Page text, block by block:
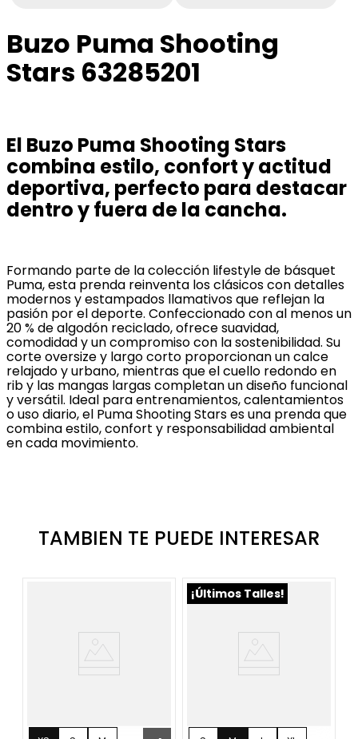
Buzo Puma Shooting
Stars 63285201
El Buzo Puma Shooting Stars
combina estilo, confort y actitud
deportiva, perfecto para destacar
dentro y fuera de la cancha.
Formando parte de la colección lifestyle de básquet
Puma, esta prenda reinventa los clásicos con detalles
modernos y estampados llamativos que reflejan la
pasión por el deporte. Confeccionado con al menos un
20 % de algodón reciclado, ofrece suavidad,
comodidad y un compromiso con la sostenibilidad. Su
corte oversize y largo corto proporcionan un calce
relajado y urbano, mientras que el cuello redondo en
rib y las mangas largas completan un diseño funcional
y versátil. Ideal para entrenamientos, calentamientos
o uso diario, el Puma Shooting Stars es una prenda que
combina estilo, confort y responsabilidad ambiental
en cada movimiento.
TAMBIEN TE PUEDE INTERESAR
¡Últimos Talles!